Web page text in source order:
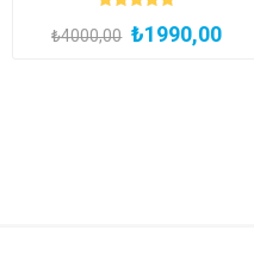
₺4000,00 ₺1990,00